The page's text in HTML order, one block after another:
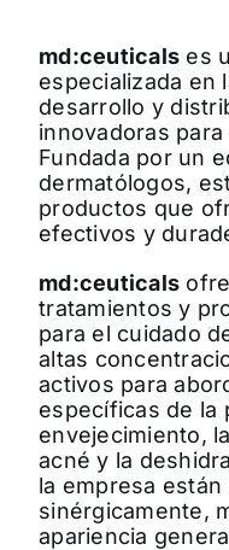
md:ceuticals es
especializada en
desarrollo y
innovadoras
Fundada por un
dermatólogos,
productos que
efectivos y
md:ceuticals
tratamientos y
para el cuidado
altas
activos para
específicas de la
envejecimiento,
acné y la
la empresa
sinérgicamente,
apariencia